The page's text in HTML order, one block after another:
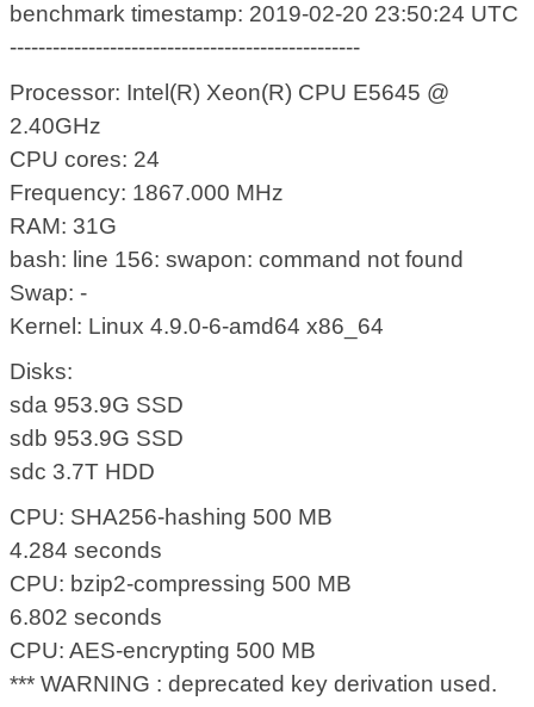
benchmark timestamp: 2019-02-20 23:50:24 UTC
-------------------------------------------------
Processor: Intel(R) Xeon(R) CPU E5645 @
2.40GHz
CPU cores: 24
Frequency: 1867.000 MHz
RAM: 31G
bash: line 156: swapon: command not found
Swap: -
Kernel: Linux 4.9.0-6-amd64 x86_64
Disks:
sda 953.9G SSD
sdb 953.9G SSD
sdc 3.7T HDD
CPU: SHA256-hashing 500 MB
4.284 seconds
CPU: bzip2-compressing 500 MB
6.802 seconds
CPU: AES-encrypting 500 MB
*** WARNING : deprecated key derivation used.